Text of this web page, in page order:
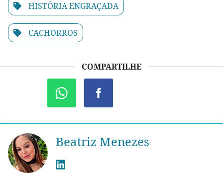
HISTÓRIA ENGRAÇADA
CACHORROS
COMPARTILHE
Beatriz Menezes